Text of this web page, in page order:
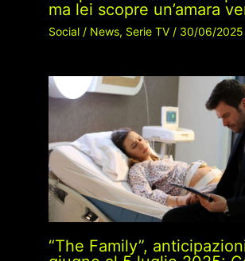
ma lei scopre un’amara
Social/ News, Serie TV/ 30/06/2025
“The Family”,